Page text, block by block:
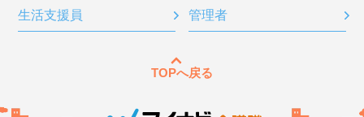
生活支援員 管理者
TOPへ戻る